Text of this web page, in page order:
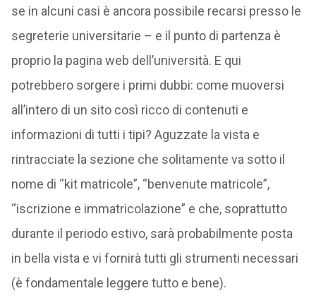
se in alcuni casi è ancora possibile recarsi presso le
segreterie universitarie – e il punto di partenza è
proprio la pagina web dell’università. E qui
potrebbero sorgere i primi dubbi: come muoversi
all’intero di un sito così ricco di contenuti e
informazioni di tutti i tipi? Aguzzate la vista e
rintracciate la sezione che solitamente va sotto il
nome di “kit matricole”, “benvenute matricole”,
“iscrizione e immatricolazione” e che, soprattutto
durante il periodo estivo, sarà probabilmente posta
in bella vista e vi fornirà tutti gli strumenti necessari
(è fondamentale leggere tutto e bene).